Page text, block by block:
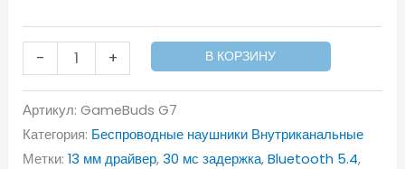
- + В КОРЗИНУ
Артикул:GameBuds G7
Категория: Беспроводные наушники Внутриканальные
Метки:13 мм драйвер,30 мс задержка,Bluetooth 5.4,